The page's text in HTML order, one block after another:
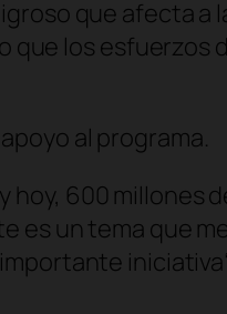
que afecta a
los esfuerzos
al programa.
600 millones
es un tema que
importante iniciativa